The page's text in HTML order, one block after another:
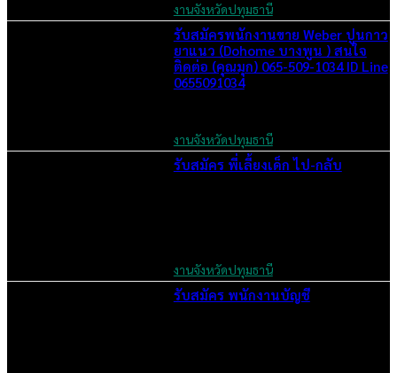
งานจังหวัดปทุมธานี
รับสมัครพนักงานขาย Weber ปูนกาว
ยาแนว (Dohome บางพูน ) สนใจ
ติดต่อ (คุณมุก) 065-509-1034 ID Line
0655091034
งานจังหวัดปทุมธานี
รับสมัคร พี่เลี้ยงเด็ก ไป-กลับ
งานจังหวัดปทุมธานี
รับสมัคร พนักงานบัญชี